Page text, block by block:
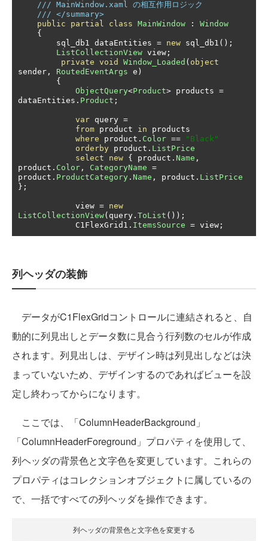
/// MainWindow.xaml の相互作用ロジック
/// </summary>
public
partial class MainWindow :
Window
{
        sql_db1 dataEntities
= new sql_db1 ();
ListCollectionView view ;
private void Window_Loaded ( object
sender , RoutedEventArgs e )
{
ObjectQuery<Product> products =
dataEntities . Product ;
var query =
from product in products
where product . Color ==
"Black"
orderby product . ListPrice
select
new { product . Name ,
product . Color , CategoryName =
product . ProductCategory . Name , product . ListPrice
};
            view
= new
ListCollectionView( query . ToList ());
            C1FlexGrid1
. ItemsSource = view ;
列ヘッダの装飾
データがC1FlexGridコントロールに連結されると、自
動的に列見出しとデータ数に見合う行列数のセルが作成
されます。列見出しは、デザイン時は列見出しなどは決
まっていないため、デザインするのであればビューを設
定し終わってからになります。
ここでは、「ColumnHeaderBackground」
「ColumnHeaderForeground」プロパティを使用して、
列ヘッダの背景色と文字色を変更しています。これらの
プロパティはコレクションオブジェクトに属しているの
で、一括ですべての列ヘッダを操作できます。
列ヘッダの背景色と文字色を変更する